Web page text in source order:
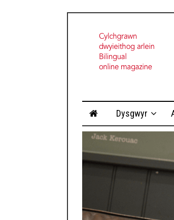
Dysgwyr